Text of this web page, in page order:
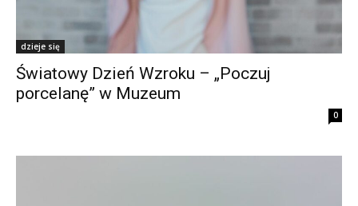
dzieje się
Światowy Dzień Wzroku – „Poczuj
porcelanę” w Muzeum
0